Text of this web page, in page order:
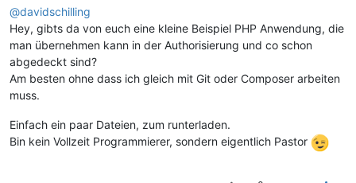
@davidschilling
Hey, gibts da von euch eine kleine Beispiel PHP Anwendung, die
man übernehmen kann in der Authorisierung und co schon
abgedeckt sind?
Am besten ohne dass ich gleich mit Git oder Composer arbeiten
muss.
Einfach ein paar Dateien, zum runterladen.
Bin kein Vollzeit Programmierer, sondern eigentlich Pastor